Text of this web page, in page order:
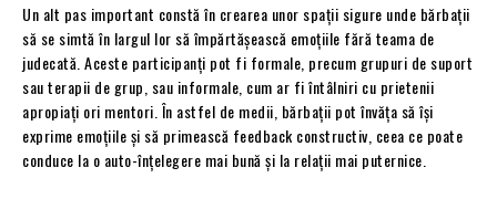
Un alt pas important constă în crearea unor spații sigure unde bărbații
să se simtă în largul lor să împărtășească emoțiile fără teama de
judecată. Aceste participanți pot fi formale, precum grupuri de suport
sau terapii de grup, sau informale, cum ar fi întâlniri cu prietenii
apropiați ori mentori. În astfel de medii, bărbații pot învăța să își
exprime emoțiile și să primească feedback constructiv, ceea ce poate
conduce la o auto-înțelegere mai bună și la relații mai puternice.